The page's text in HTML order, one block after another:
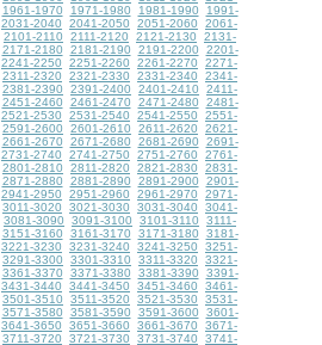
1961-1970 1971-1980 1981-1990
1991-
2031-2040 2041-2050 2051-2060
2061-
2101-2110 2111-2120 2121-2130
2131-
2171-2180 2181-2190 2191-2200
2201-
2241-2250 2251-2260 2261-2270
2271-
2311-2320 2321-2330 2331-2340
2341-
2381-2390 2391-2400 2401-2410
2411-
2451-2460 2461-2470 2471-2480
2481-
2521-2530 2531-2540 2541-2550
2551-
2591-2600 2601-2610 2611-2620
2621-
2661-2670 2671-2680 2681-2690
2691-
2731-2740 2741-2750 2751-2760
2761-
2801-2810 2811-2820 2821-2830
2831-
2871-2880 2881-2890 2891-2900
2901-
2941-2950 2951-2960 2961-2970
2971-
3011-3020 3021-3030 3031-3040
3041-
3081-3090 3091-3100 3101-3110
3111-
3151-3160 3161-3170 3171-3180
3181-
3221-3230 3231-3240 3241-3250
3251-
3291-3300 3301-3310 3311-3320
3321-
3361-3370 3371-3380 3381-3390
3391-
3431-3440 3441-3450 3451-3460
3461-
3501-3510 3511-3520 3521-3530
3531-
3571-3580 3581-3590 3591-3600
3601-
3641-3650 3651-3660 3661-3670
3671-
3711-3720 3721-3730 3731-3740 3741-